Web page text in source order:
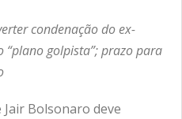
condenação do ex-
“plano golpista”; prazo para
Bolsonaro deve